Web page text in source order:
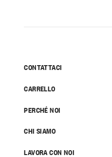
CONTATTACI
CARRELLO
PERCHÉ NOI
CHI SIAMO
LAVORA CON NOI